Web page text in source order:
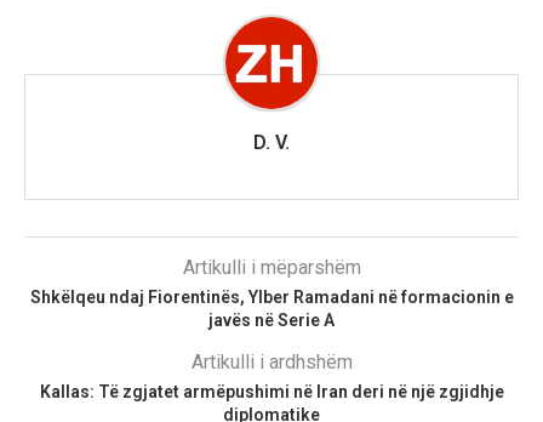
D. V.
Artikulli i mëparshëm
Shkëlqeu ndaj Fiorentinës, Ylber Ramadani në formacionin e
javës në Serie A
Artikulli i ardhshëm
Kallas: Të zgjatet armëpushimi në Iran deri në një zgjidhje
diplomatike